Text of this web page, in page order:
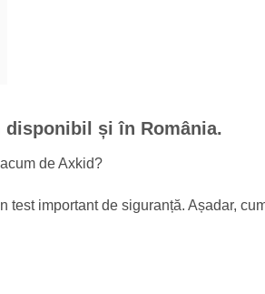
disponibil și în România.
de Axkid?
important de siguranță. Așadar,